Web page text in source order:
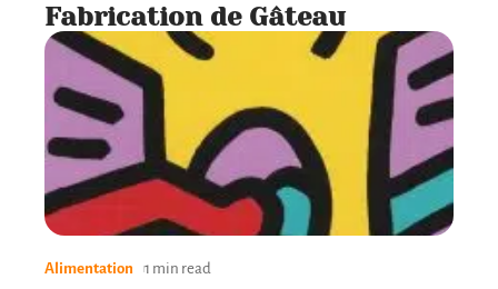
Fabrication de Gâteau
Alimentation 1 min read